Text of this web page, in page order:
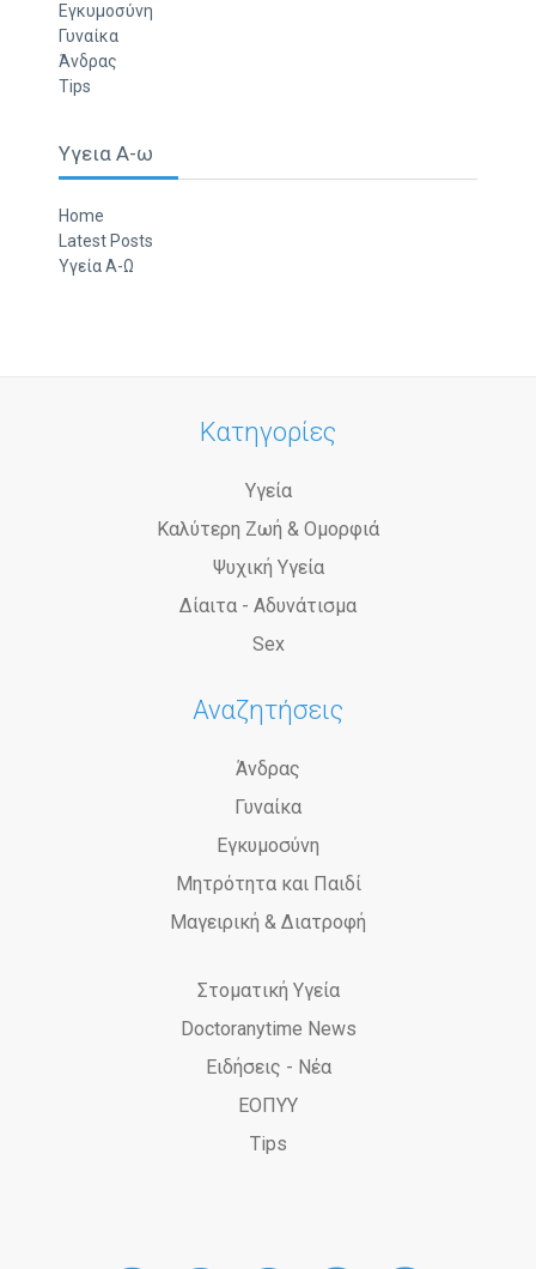
Εγκυμοσύνη
Γυναίκα
Άνδρας
Tips
Υγεια Α-ω
Home
Latest Posts
Υγεία Α-Ω
Κατηγορίες
Υγεία
Καλύτερη Ζωή & Ομορφιά
Ψυχική Υγεία
Δίαιτα - Αδυνάτισμα
Sex
Αναζητήσεις
Άνδρας
Γυναίκα
Εγκυμοσύνη
Μητρότητα και Παιδί
Μαγειρική & Διατροφή
Στοματική Υγεία
Doctoranytime News
Ειδήσεις - Νέα
ΕΟΠΥΥ
Tips